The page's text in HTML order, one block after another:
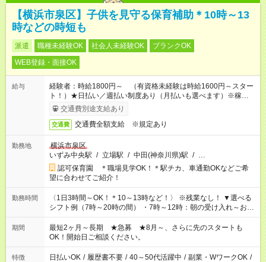
【横浜市泉区】子供を見守る保育補助＊10時～13
時などの時短も
派遣 職種未経験OK 社会人未経験OK
ブランクOK
WEB登録・面接OK
給与
経験者：時給1800円～ （有資格未経験は時給1600円～スター
ト！）★日払い／週払い制度あり（月払いも選べます）※稼働開
始時は手続き完了次第のお支払いとなります★フルタイムできる
方は100円アップ！
交通費別途支給あり
交通費 交通費全額支給 ※規定あり
勤務地
横浜市泉区
いずみ中央駅 / 立場駅 / 中田(神奈川県)駅 / …
認可保育園 ＊職場見学OK！＊駅チカ、車通勤OKなどご希
望に合わせてご紹介！
勤務時間
〈1日3時間～OK！＊10～13時など！〉 ※残業なし！ ▼選べる
シフト例（7時～20時の間） ・7時～12時：朝の受け入れ～お昼
の準備 ・10時～13時：園児の見守り～お昼の補助 ・9時～16
時：帰りの会まで！子供の成長を見守る ・15時～20時：夜のお
迎えサポート
期間
最短2ヶ月～長期 ★急募 ★8月～、さらに先のスタートも
OK！開始日ご相談ください。
特徴 日払いOK / 履歴書不要 / 40～50代活躍中 / 副業・WワークOK /